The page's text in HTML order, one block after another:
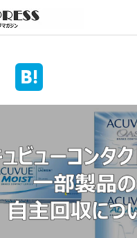
採用情報
企業情報
安心保証
🛒オンラインショップ